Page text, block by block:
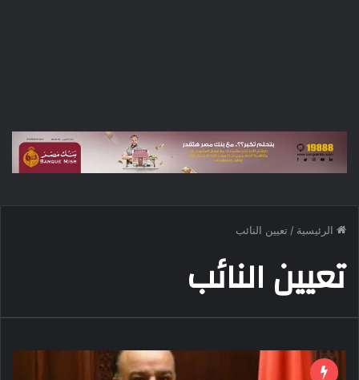
الرئيسية / تعيين النائب
تعيين النائب